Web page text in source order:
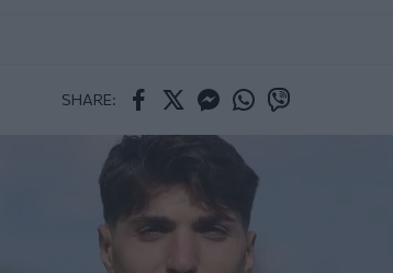
SHARE: